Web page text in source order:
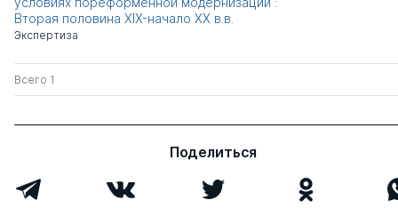
Вторая половина XIX-начало XX в.в.
Экспертиза
Всего 1
Поделиться